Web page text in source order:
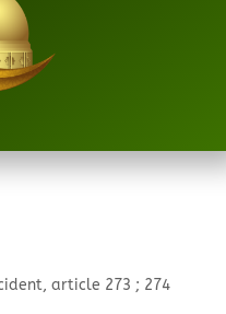
article 273 ; 274